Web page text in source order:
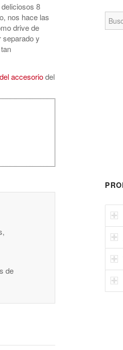
8
nos hace las
drive de
separado y
accesoriodel
de
for: